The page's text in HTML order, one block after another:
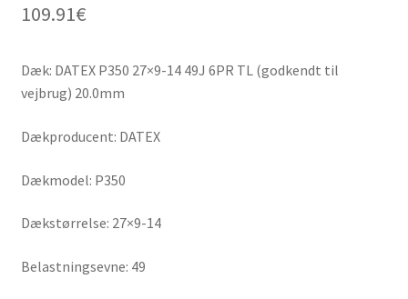
109.91€
Dæk: DATEX P350 27×9-14 49J 6PR TL (godkendt til
vejbrug) 20.0mm
Dækproducent: DATEX
Dækmodel: P350
Dækstørrelse: 27×9-14
Belastningsevne: 49